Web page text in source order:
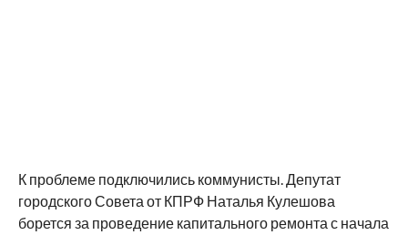
К проблеме подключились коммунисты. Депутат
городского Совета от КПРФ Наталья Кулешова
борется за проведение капитального ремонта с начала